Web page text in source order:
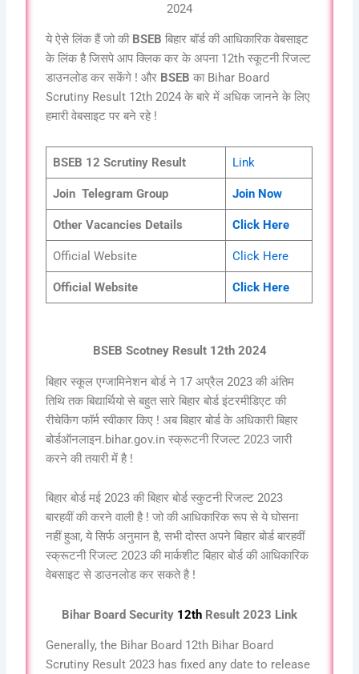
2024
ये ऐसे लिंक हैं जो की BSEB बिहार बॉर्ड की आधिकारिक वेबसाइट
के लिंक है जिसपे आप क्लिक कर के अपना 12th स्कूटनी रिजल्ट
डाउनलोड कर सकेंगे ! और BSEB का Bihar Board
Scrutiny Result 12th 2024 के बारे में अधिक जानने के लिए
हमारी वेबसाइट पर बने रहे !
BSEB 12 Scrutiny Result Link
Join Telegram Group Join Now
Other Vacancies Details Click Here
Official Website Click Here
Official Website Click Here
BSEB Scotney Result 12th 2024
बिहार स्कूल एग्जामिनेशन बोर्ड ने 17 अप्रैल 2023 की अंतिम
तिथि तक बिद्यार्थियो से बहुत सारे बिहार बोर्ड इंटरमीडिएट की
रीचेकिंग फॉर्म स्वीकार किए ! अब बिहार बोर्ड के अधिकारी बिहार
बोर्डऑनलाइन.bihar.gov.in स्क्रूटनी रिजल्ट 2023 जारी
करने की तयारी में है !
बिहार बोर्ड मई 2023 की बिहार बोर्ड स्कुटनी रिजल्ट 2023
बारहवीं की करने वाली है ! जो की आधिकारिक रूप से ये घोसना
नहीं हुआ, ये सिर्फ अनुमान है, सभी दोस्त अपने बिहार बोर्ड बारहवीं
स्क्रूटनी रिजल्ट 2023 की मार्कशीट बिहार बोर्ड की आधिकारिक
वेबसाइट से डाउनलोड कर सकते है !
Bihar Board Security 12th Result 2023 Link
Generally, the Bihar Board 12th Bihar Board
Scrutiny Result 2023 has fixed any date to release